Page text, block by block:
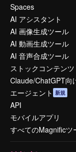
Spaces
AI アシスタント
AI 画像生成ツール
AI 動画生成ツール
AI 音声合成ツール
ストックコンテンツ
Claude/ChatGPT向
エージェント 新規
API
モバイルアプリ
すべてのMagnificツ